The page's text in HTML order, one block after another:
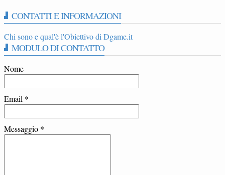
CONTATTI E INFORMAZIONI
Chi sono e qual'è l'Obiettivo di Dgame.it
MODULO DI CONTATTO
Nome
Email *
Messaggio *